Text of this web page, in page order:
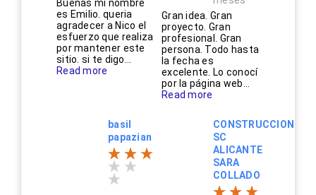
Buenas mi nombre
es Emilio. queria
agradecer a Nico el
esfuerzo que realiza
por mantener este
sitio. si te digo...
Read more
Gran idea. Gran
proyecto. Gran
profesional. Gran
persona. Todo hasta
la fecha es
excelente. Lo conocí
por la página web...
Read more
basil
papazian
CONSTRUCCIONES
SC
ALICANTE
SARA
COLLADO